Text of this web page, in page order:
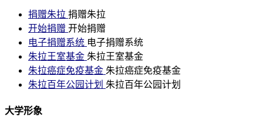
捐赠朱拉 捐赠朱拉
开始捐赠 开始捐赠
电子捐赠系统 电子捐赠系统
朱拉王室基金 朱拉王室基金
朱拉癌症免疫基金 朱拉癌症免疫基金
朱拉百年公园计划 朱拉百年公园计划
大学形象